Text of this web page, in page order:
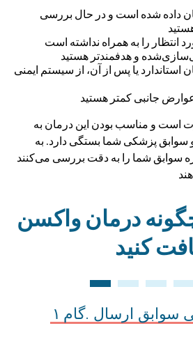
داده شده است و در حال بررسی
انتظار را به همراه نداشته است
و هدفمندتر هستید
یا پس از آن، از سیستم ایمنی
عوارض جانبی کمتر هستید
است و مناسب بودن این درمان به
پزشکی شما بستگی دارد. به
سوابق شما را به دقت بررسی می‌کنند
درمان واکسن
کنید
گام ۱. ارسال سوابق